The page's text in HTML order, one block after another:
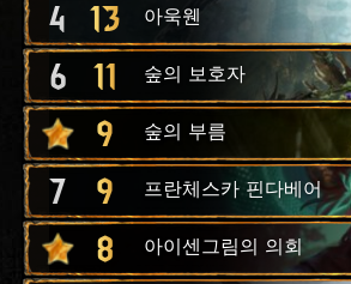
4 13 아욱웬
6 11 숲의 보호자
9 숲의 부름
7 9 프란체스카 핀다베어
8 아이센그림의 의회